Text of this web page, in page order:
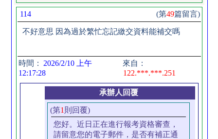
114 (第49篇留言)
不好意思 因為過於繁忙忘記繳交資料能補交嗎
時間：
2026/2/10 上午
12:17:28
來自：
122.***.***.251
承辦人回覆
(第1 則回覆)
您好。近日正在進行報考資格審查，
請留意您的電子郵件，是否有補正通